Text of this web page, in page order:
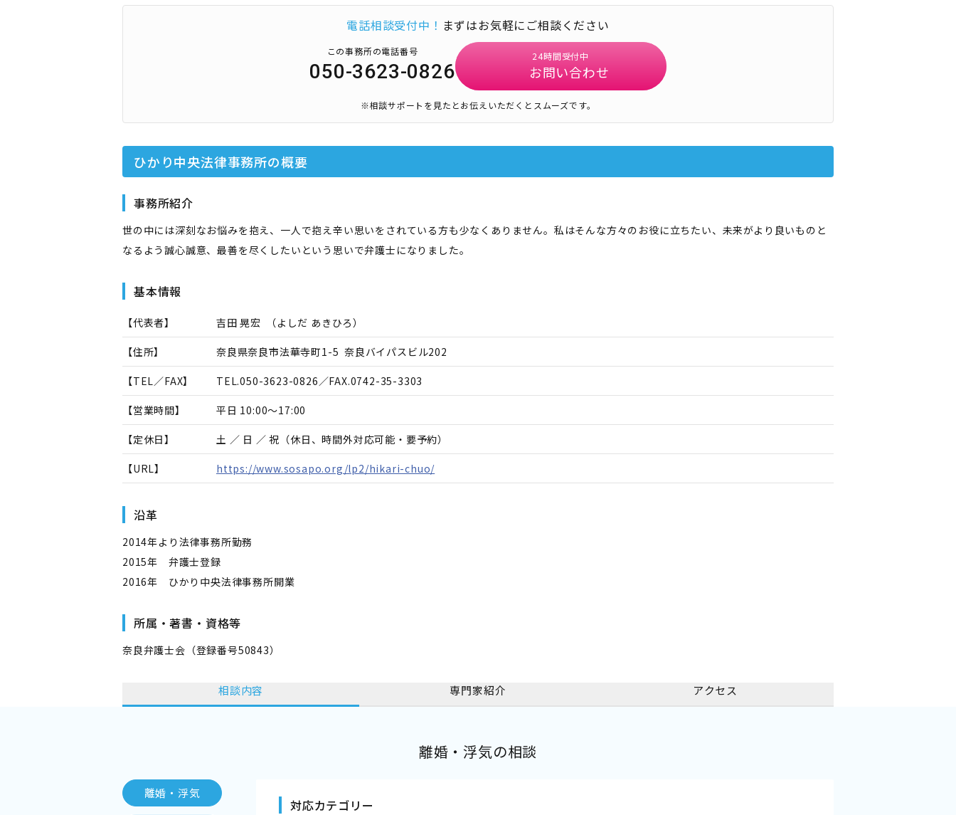
電話相談受付中！ まずはお気軽にご相談ください
この事務所の電話番号
050-3623-0826
24時間受付中
お問い合わせ
※相談サポートを見たとお伝えいただくとスムーズです。
ひかり中央法律事務所の概要
事務所紹介
世の中には深刻なお悩みを抱え、一人で抱え辛い思いをされている方も少なくありません。私はそんな方々のお役に立ちたい、未来がより良いものと
なるよう誠心誠意、最善を尽くしたいという思いで弁護士になりました。
基本情報
【代表者】 吉田 晃宏 （よしだ あきひろ）
【住所】 奈良県奈良市法華寺町1-5 奈良バイパスビル202
【TEL／FAX】 TEL.050-3623-0826／FAX.0742-35-3303
【営業時間】 平日 10:00～17:00
【定休日】 土 ／ 日 ／ 祝（休日、時間外対応可能・要予約）
【URL】 https://www.sosapo.org/lp2/hikari-chuo/
沿革
2014年より法律事務所勤務
2015年 弁護士登録
2016年 ひかり中央法律事務所開業
所属・著書・資格等
奈良弁護士会（登録番号50843）
相談内容 専門家紹介 アクセス
離婚・浮気の相談
離婚・浮気
対応カテゴリー